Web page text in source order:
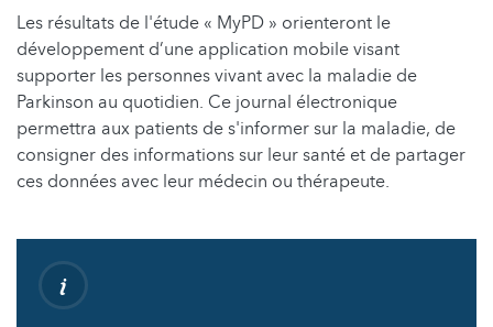
Les résultats de l'étude « MyPD » orienteront le
développement d’une application mobile visant
supporter les personnes vivant avec la maladie de
Parkinson au quotidien. Ce journal électronique
permettra aux patients de s'informer sur la maladie, de
consigner des informations sur leur santé et de partager
ces données avec leur médecin ou thérapeute.